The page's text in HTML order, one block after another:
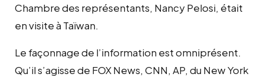
Chambre des représentants, Nancy Pelosi, était
en visite à Taïwan.
Le façonnage de l’information est omniprésent.
Qu’il s’agisse de FOX News, CNN, AP, du New York